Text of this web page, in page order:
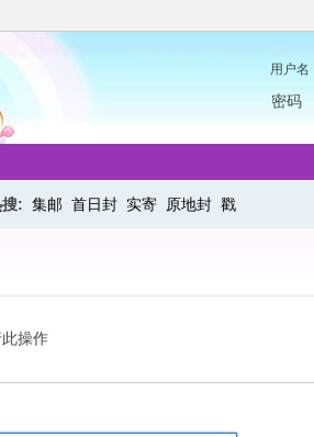
用户名
密码
: 集邮 首日封 实寄 原地封 戳
操作